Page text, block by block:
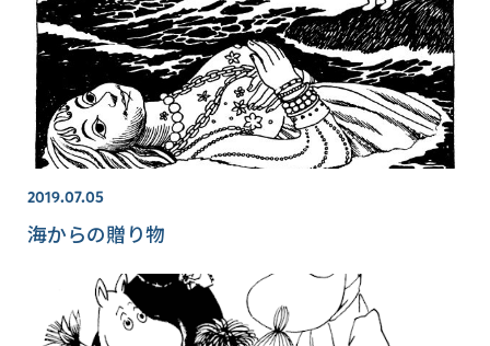
2019.07.05
海からの贈り物